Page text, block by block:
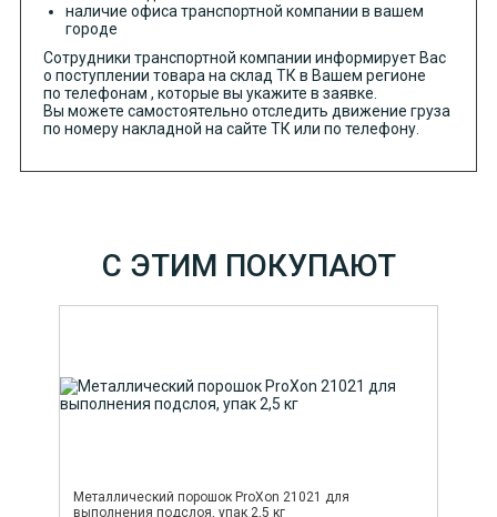
наличие офиса транспортной компании в вашем
городе
Сотрудники транспортной компании информирует Вас
о поступлении товара на склад ТК в Вашем регионе
по телефонам , которые вы укажите в заявке.
Вы можете самостоятельно отследить движение груза
по номеру накладной на сайте ТК или по телефону.
С ЭТИМ ПОКУПАЮТ
Металлический порошок ProXon 21021 для
выполнения подслоя, упак 2,5 кг